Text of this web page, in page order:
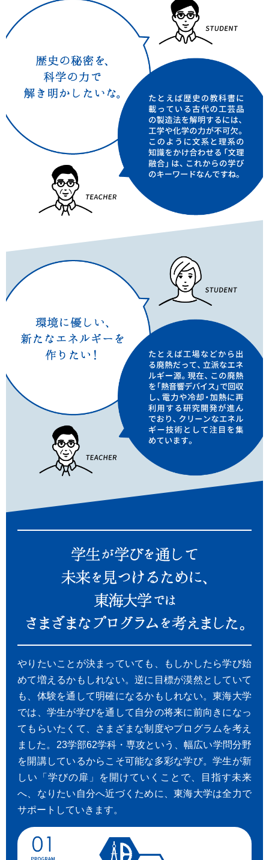
やりたいことが決まっていても、もしかしたら学び始
めて増えるかもしれない。逆に目標が漠然としていて
も、体験を通して明確になるかもしれない。東海大学
では、学生が学びを通して自分の将来に前向きになっ
てもらいたくて、さまざまな制度やプログラムを考え
ました。23学部62学科・専攻という、幅広い学問分野
を開講しているからこそ可能な多彩な学び。学生が新
しい「学びの扉」を開けていくことで、目指す未来
へ、なりたい自分へ近づくために、東海大学は全力で
サポートしていきます。